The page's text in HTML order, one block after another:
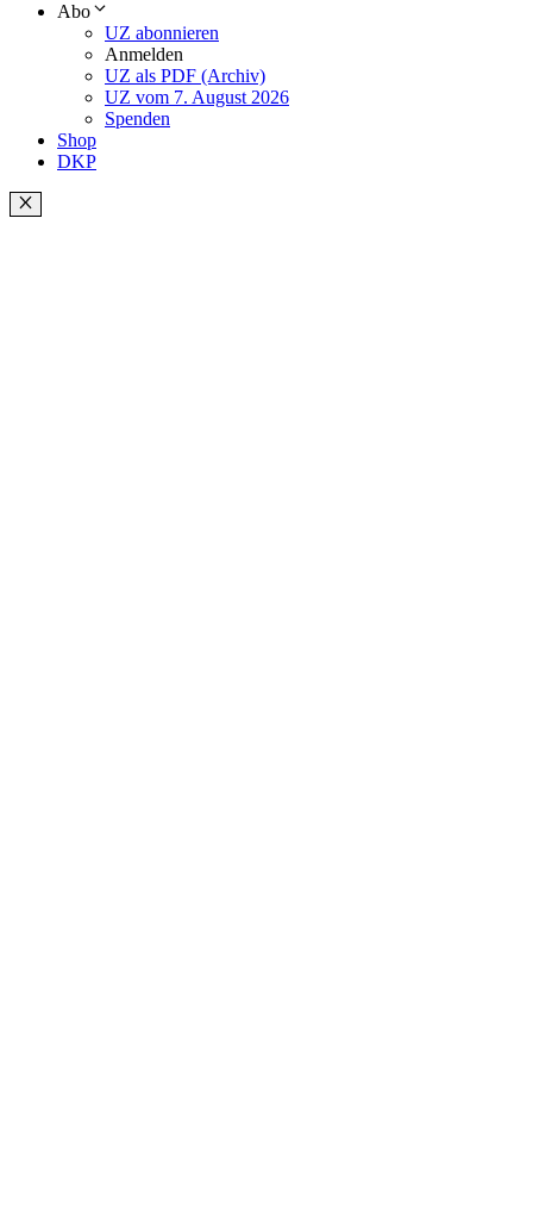
Abo
UZ abonnieren
Anmelden
UZ als PDF (Archiv)
UZ vom 7. August 2026
Spenden
Shop
DKP
Schließen